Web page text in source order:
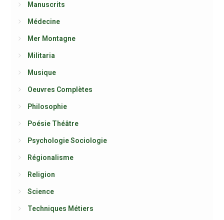
Manuscrits
Médecine
Mer Montagne
Militaria
Musique
Oeuvres Complètes
Philosophie
Poésie Théâtre
Psychologie Sociologie
Régionalisme
Religion
Science
Techniques Métiers